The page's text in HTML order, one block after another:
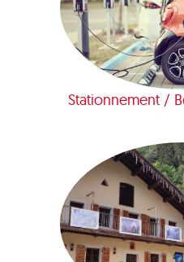
Stationnement /